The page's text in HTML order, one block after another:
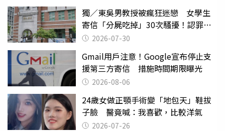
獨／東吳男教授被瘋狂迷戀 女學生
寄信「分屍吃掉」30次騷擾！認罪免
關 2026-07-30
Gmail用戶注意！Google宣布停止支
援第三方寄信 措施時間期限曝光
2026-08-06
24歲女做正顎手術變「地包天」鞋拔
子臉 醫竟喊：我喜歡，比較洋氣
2026-07-26